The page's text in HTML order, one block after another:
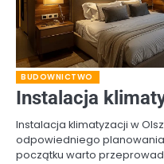
BUDOWNICTWO
Instalacja
Instalacja klimatyzacji w
odpowiedniego
początku warto